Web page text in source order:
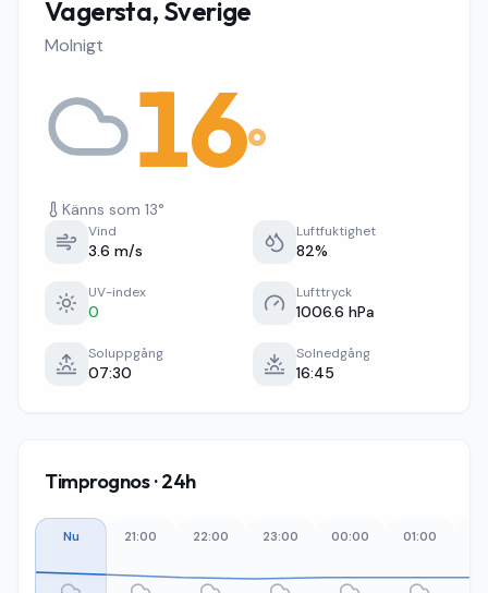
Vagersta, Sverige
Molnigt
16°
Känns som 13°
Vind
3.6 m/s
Luftfuktighet
82%
UV-index
0
Lufttryck
1006.6 hPa
Soluppgång
07:30
Solnedgång
16:45
Timprognos · 24h
Nu 21:00 22:00 23:00 00:00 01:00